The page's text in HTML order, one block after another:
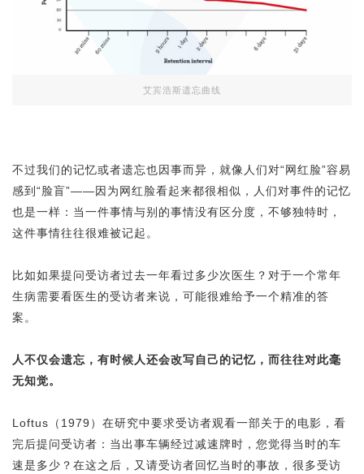
艾宾浩斯遗忘曲线
不过我们的记忆或者遗忘也因事而异，就像人们对“网红脸”容易
感到“脸盲”——因为网红脸看起来都很相似，人们对事件的记忆
也是一样：当一件事情与别的事情没有区分度，不够独特时，
这件事情往往很难被记起。
比如如果提问受访者过去一年看过多少次医生？对于一个常年
生病需要看医生的受访者来说，可能很难给予一个精准的答
案。
人不仅会遗忘，有时候人还会改写自己的记忆，而往往对此毫
无知觉。
Loftus（1979）在研究中要求受访者观看一部关于的电影，看
完后提问受访者：当出事车辆经过减速牌时，您觉得当时的车
速是多少？在这之后，又请受访者回忆当时的事故，很多受访